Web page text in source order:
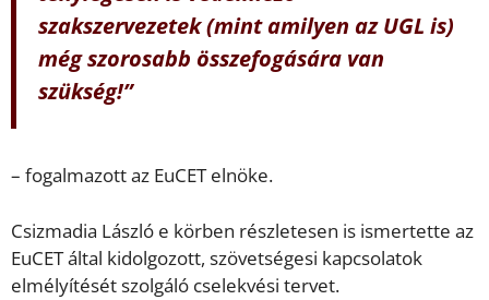
szakszervezetek (mint amilyen az UGL is)
még szorosabb összefogására van
szükség!”
– fogalmazott az EuCET elnöke.
Csizmadia László e körben részletesen is ismertette az
EuCET által kidolgozott, szövetségesi kapcsolatok
elmélyítését szolgáló cselekvési tervet.